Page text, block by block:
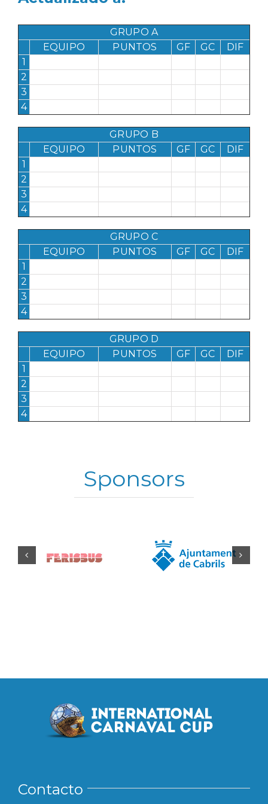
GRUPO A
EQUIPO
PUNTOS GF GC
DIF
1
2
3
4
GRUPO B
EQUIPO
PUNTOS GF GC
DIF
1
2
3
4
GRUPO C
EQUIPO
PUNTOS GF GC
DIF
1
2
3
4
GRUPO D
EQUIPO
PUNTOS GF GC
DIF
1
2
3
4
Sponsors
Contacto